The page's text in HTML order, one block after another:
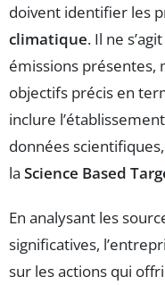
doivent identifier les
climatique. Il ne
émissions présentes,
objectifs précis en
inclure
données
la Science Based
En analysant les
significatives,
sur les actions qui